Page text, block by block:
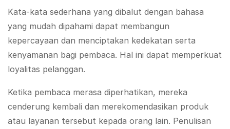
Kata-kata sederhana yang dibalut dengan bahasa
yang mudah dipahami dapat membangun
kepercayaan dan menciptakan kedekatan serta
kenyamanan bagi pembaca. Hal ini dapat memperkuat
loyalitas pelanggan.
Ketika pembaca merasa diperhatikan, mereka
cenderung kembali dan merekomendasikan produk
atau layanan tersebut kepada orang lain. Penulisan